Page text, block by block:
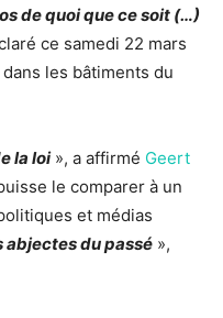
de quoi que ce soit (…)
ce samedi 22 mars
les bâtiments du
la loi », a affirmé Geert
le comparer à un
et médias
abjectes du passé »,